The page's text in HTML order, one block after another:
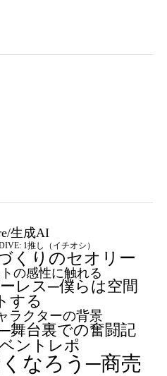
生成AI
1推し（イチオシ）
くりのセオリー
の感性に触れる
レス─僕らは空間
する
ラクターの背景
舞台裏での奮闘記
ントレポ
なろう─商売